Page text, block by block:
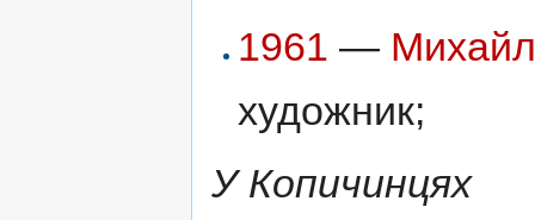
1961 —
художник;
У Копичинцях